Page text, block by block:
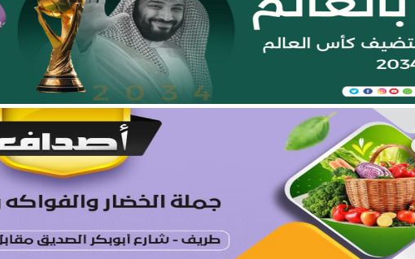
إخبارية طريف تعزي في وفاة رئيس نادي التضامن السابق عبدالله بن
المعهد التقني للتعدين يعلن فتح باب القبول لبرنامج التدريب المبتدئ
بالفيديو والصور .. نادي أيتام طريف ينظم برنامجًا قيميًا عن التعاون والعمل
نائب أمير الحدود الشمالية يستقبل مدير فرع وزارة الرياضة وأعضاء نادي
جمعية “ثروة” وغرفة الحدود الشمالية توقعان اتفاقية تعاون لتعزيز